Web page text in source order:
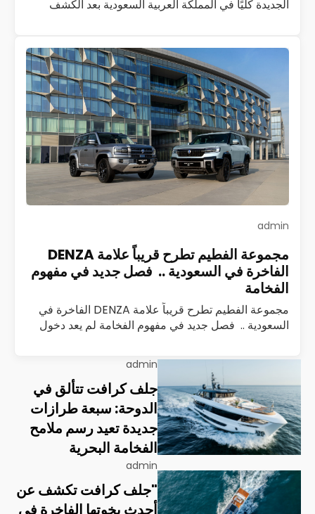
الجديدة كليًا في المملكة العربية السعودية بعد الكشف
اقرأ المزيد
admin
مجموعة الفطيم تطرح قريباً علامة DENZA
الفاخرة في السعودية .. فصل جديد في مفهوم
الفخامة
مجموعة الفطيم تطرح قريباً علامة DENZA الفاخرة في
السعودية .. فصل جديد في مفهوم الفخامة لم يعد دخول
يُقاس بعدد الطرازات أو…اقرأ المزيد
admin
جلف كرافت تتألق في
الدوحة: سبعة طرازات
جديدة تعيد رسم ملامح
الفخامة البحرية
admin
"جلف كرافت تكشف عن